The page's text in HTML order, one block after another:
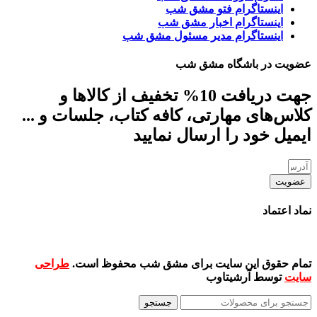
اینستاگرام فتو مشق شب
اینستاگرام اخبار مشق شب
اینستاگرام مدیر مسئول مشق شب
عضویت در باشگاه مشق شب
جهت دریافت 10% تخفیف از کالاها و
کلاس‌های مهارتی، کافه کتاب، جلسات و ...
ایمیل خود را ارسال نمایید
عضویت
نماد اعتماد
تمام حقوق این سایت برای مشق شب محفوظ است. طراحی
سایت توسط آرشیتاوب
جستجو